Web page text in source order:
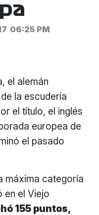
06:25 PM
el alemán
la escudería
el título, el inglés
europea de
el pasado
máxima categoría
en el Viejo
155 puntos,